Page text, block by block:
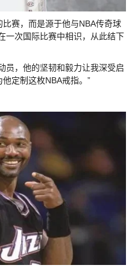
赛，而是源于他与NBA传奇球
一次国际比赛中相识，从此结下
员，他的坚韧和毅力让我深受启
定制这枚NBA戒指。”